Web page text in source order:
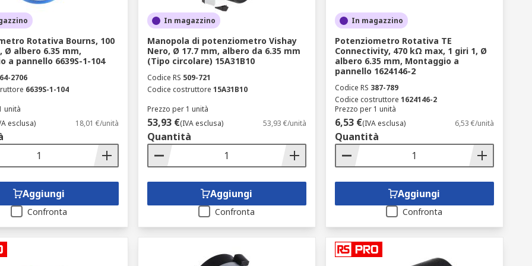
resistore trimmer è un componente più piccolo utilizzato all'interno di un circuito e che non
anche come trimmer.
Rotativa Bourns, 100
Ø albero 6.35 mm,
a pannello 6639S-1-104
2706
6639S-1-104
unità
esclusa) 18,01 €/unità
Aggiungi
Confronta
In magazzino
Manopola di potenziometro Vishay
Nero, Ø 17.7 mm, albero da 6.35 mm
(Tipo circolare) 15A31B10
Codice RS 509-721
Codice costruttore 15A31B10
Prezzo per 1 unità
53,93 €(IVA esclusa) 53,93 €/unità
Quantità
Aggiungi
Confronta
In magazzino
Potenziometro Rotativa TE
Connectivity, 470 kΩ max, 1 giri 1, Ø
albero 6.35 mm, Montaggio a
pannello 1624146-2
Codice RS 387-789
Codice costruttore 1624146-2
Prezzo per 1 unità
6,53 €(IVA esclusa) 6,53 €/unità
Quantità
Aggiungi
Confronta